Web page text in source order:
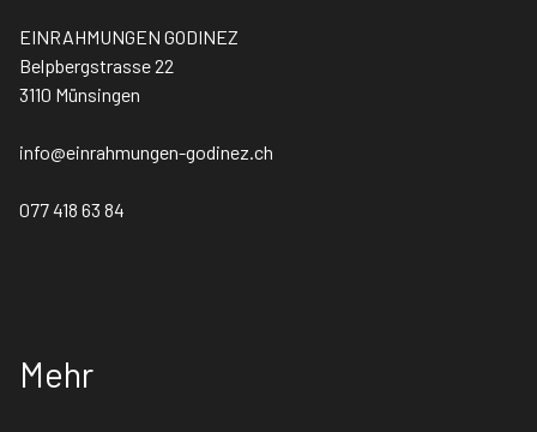
EINRAHMUNGEN GODINEZ
Belpbergstrasse 22
3110 Münsingen
info@einrahmungen-godinez.ch
077 418 63 84
Mehr